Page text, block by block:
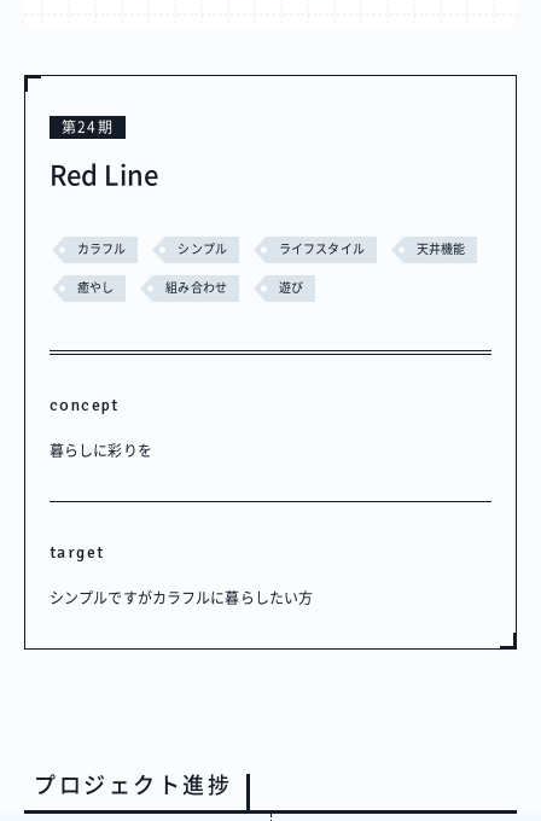
第24期
Red Line
カラフル シンプル ライフスタイル 天井機能
癒やし 組み合わせ 遊び
concept
暮らしに彩りを
target
シンプルですがカラフルに暮らしたい方
プロジェクト進捗